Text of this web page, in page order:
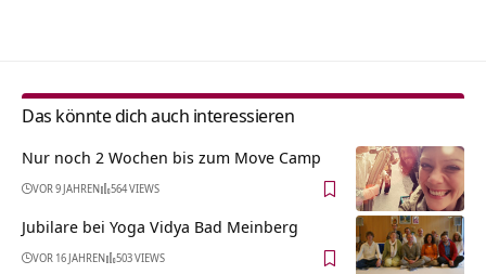
Das könnte dich auch interessieren
Nur noch 2 Wochen bis zum Move Camp
VOR 9 JAHREN 564 VIEWS
Jubilare bei Yoga Vidya Bad Meinberg
VOR 16 JAHREN 503 VIEWS